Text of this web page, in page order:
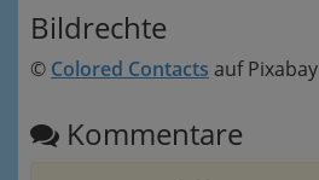
Bildrechte
© Colored Contacts auf Pixabay
Kommentare